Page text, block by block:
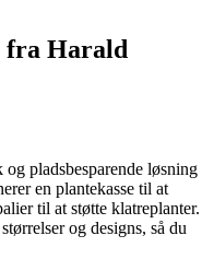
fra Harald
og pladsbesparende løsning
en plantekasse til at
til at støtte klatreplanter.
og designs, så du